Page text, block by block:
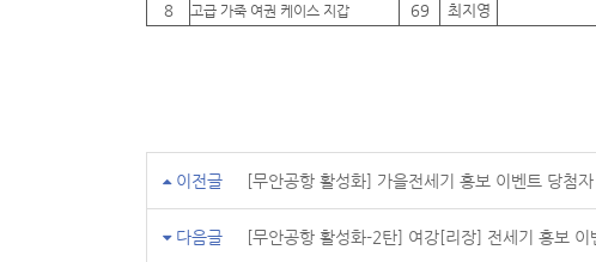
8
고급 가죽 여권 케이스 지갑 69 최지영
이전글 [무안공항 활성화] 가을전세기 홍보 이벤트 당첨
다음글 [무안공항 활성화-2탄] 여강[리장] 전세기 홍보